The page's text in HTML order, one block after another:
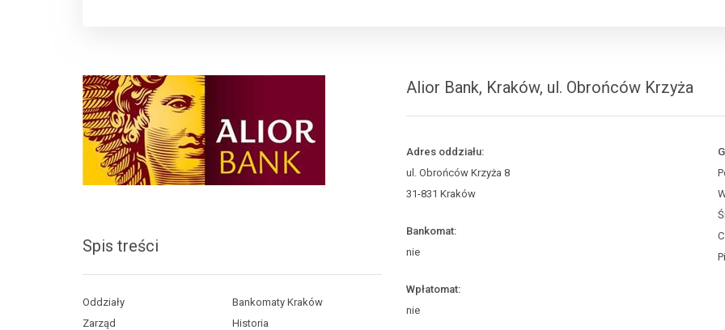
Spis treści
Oddziały
Bankomaty Kraków
Zarząd
Historia
Alior Bank, Kraków, ul. Obrońców Krzyża
Adres oddziału:
ul. Obrońców Krzyża 8
31-831 Kraków
Bankomat:
nie
Wpłatomat:
nie